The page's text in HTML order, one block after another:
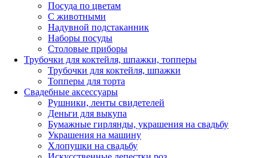
Посуда по цветам
С животными
Надувной подстаканник
Наборы посуды
Столовые приборы
Трубочки для коктейля, шпажки, топперы
Трубочки для коктейля, шпажки
Топперы для торта
Свадебные аксессуары
Рушники, ленты свидетелей
Деньги для выкупа
Бумажные гирлянды, украшения на свадьбу
Украшения на машину
Хлопушки на свадьбу